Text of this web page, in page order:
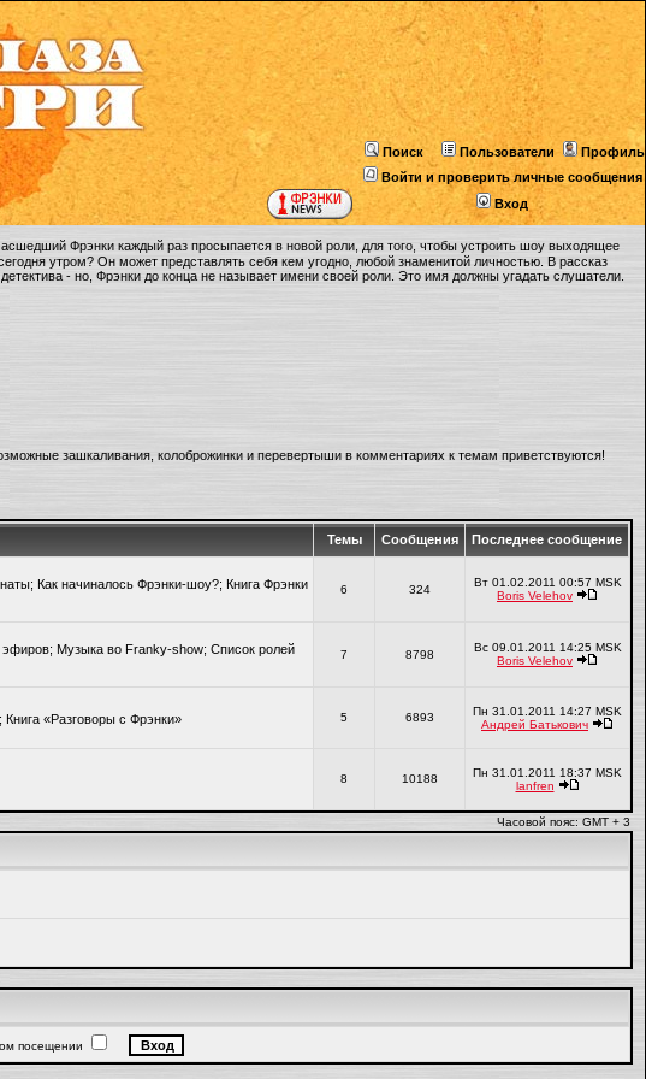
Поиск Пользователи
Профиль
Войти и проверить личные сообщения
Вход
Фрэнки каждый раз просыпается в новой роли, для того, чтобы устроить шоу выходящее
утром? Он может представлять себя кем угодно, любой знаменитой личностью. В рассказ
- но, Фрэнки до конца не называет имени своей роли. Это имя должны угадать слушатели.
зашкаливания, колоброжинки и перевертыши в комментариях к темам приветствуются!
Темы Сообщения Последнее сообщение
Как начиналось Фрэнки-шоу?; Книга Фрэнки
6 324
Вт 01.02.2011 00:57 MSK
Boris Velehov
Музыка во Franky-show; Список ролей
7 8798
Вс 09.01.2011 14:25 MSK
Boris Velehov
«Разговоры с Фрэнки» 5 6893
Пн 31.01.2011 14:27 MSK
Андрей Батькович
8 10188
Пн 31.01.2011 18:37 MSK
lanfren
Часовой пояс: GMT + 3
посещении